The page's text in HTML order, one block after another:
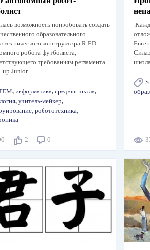
возможность попробовать создать
образовательного
конструктора R:ED
робота-футболиста,
требованиям регламента
Junior…
, информатика, средняя школа,
, учитель-мейкер,
, робототехника,
2 0